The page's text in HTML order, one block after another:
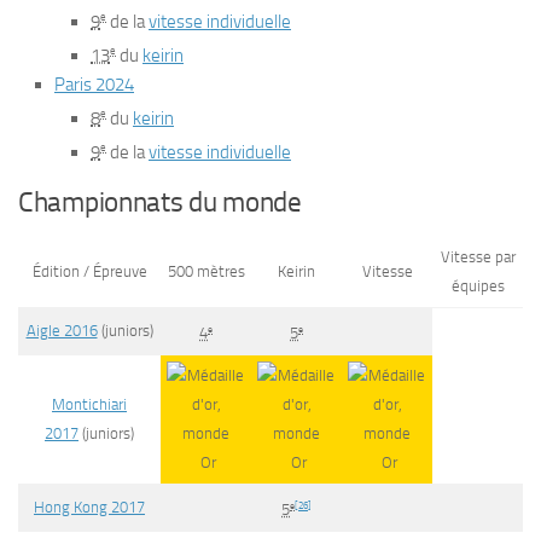
9e de lavitesse individuelle
13e du keirin
Paris 2024
8e du keirin
9e de lavitesse individuelle
Championnats du monde
Édition / Épreuve 500 mètres Keirin Vitesse
Vitesse par
équipes
Aigle 2016(juniors) 4e 5e
Montichiari
2017 (juniors)
Or
Or Or
Hong Kong 2017 5e[26]